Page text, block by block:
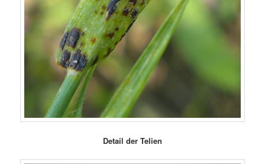
Detail der Telien